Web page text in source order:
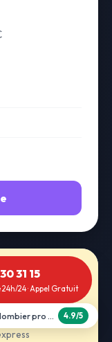
31 15
24 · Appel Gratuit
"Débouchage WC en 30 min" 5.0/5